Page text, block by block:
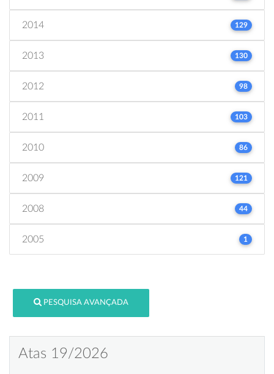
2014 129
2013 130
2012 98
2011 103
2010 86
2009 121
2008 44
2005 1
PESQUISA AVANÇADA
Atas 19/2026